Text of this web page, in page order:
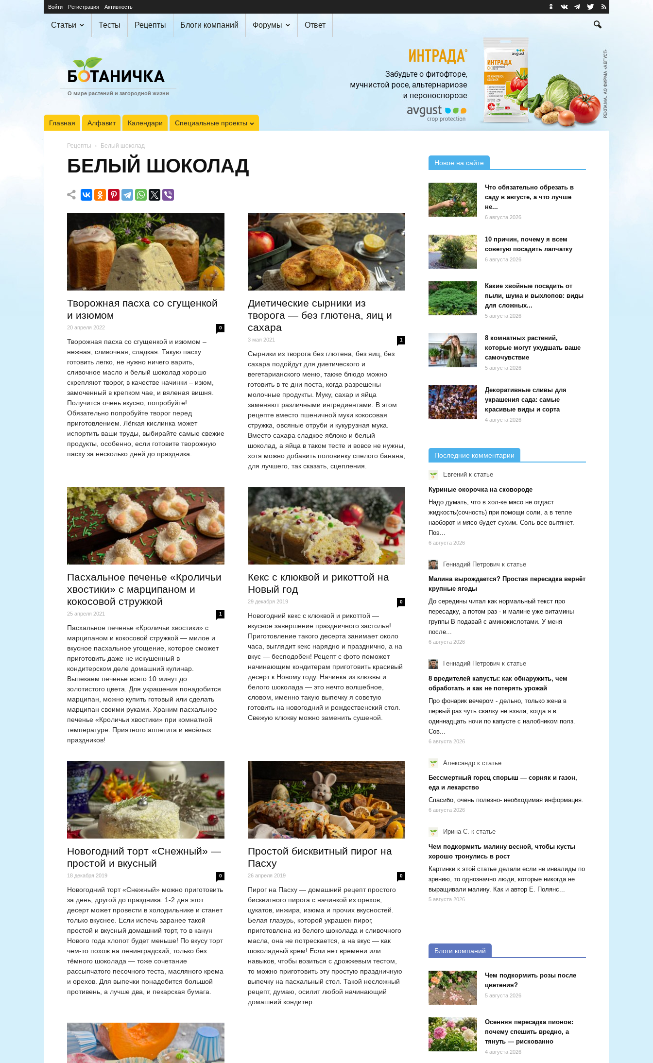
Войти Регистрация Активность
Статьи Тесты Рецепты Блоги компаний Форумы Ответ
О мире растений и загородной жизни
Главная Алфавит Календари Специальные проекты
Рецепты Белый шоколад
БЕЛЫЙ ШОКОЛАД
Творожная пасха со сгущенкой
и изюмом
20 апреля 2022 0
Творожная пасха со сгущенкой и изюмом –
нежная, сливочная, сладкая. Такую пасху
готовить легко, не нужно ничего варить,
сливочное масло и белый шоколад хорошо
скрепляют творог, в качестве начинки – изюм,
замоченный в крепком чае, и вяленая вишня.
Получится очень вкусно, попробуйте!
Обязательно попробуйте творог перед
приготовлением. Лёгкая кислинка может
испортить ваши труды, выбирайте самые свежие
продукты, особенно, если готовите творожную
пасху за несколько дней до праздника.
Диетические сырники из
творога — без глютена, яиц и
сахара
3 мая 2021 1
Сырники из творога без глютена, без яиц, без
сахара подойдут для диетического и
вегетарианского меню, также блюдо можно
готовить в те дни поста, когда разрешены
молочные продукты. Муку, сахар и яйца
заменяют различными ингредиентами. В этом
рецепте вместо пшеничной муки кокосовая
стружка, овсяные отруби и кукурузная мука.
Вместо сахара сладкое яблоко и белый
шоколад, а яйца в таком тесте и вовсе не нужны,
хотя можно добавить половинку спелого банана,
для лучшего, так сказать, сцепления.
Пасхальное печенье «Кроличьи
хвостики» с марципаном и
кокосовой стружкой
25 апреля 2021 1
Пасхальное печенье «Кроличьи хвостики» с
марципаном и кокосовой стружкой — милое и
вкусное пасхальное угощение, которое сможет
приготовить даже не искушенный в
кондитерском деле домашний кулинар.
Выпекаем печенье всего 10 минут до
золотистого цвета. Для украшения понадобится
марципан, можно купить готовый или сделать
марципан своими руками. Храним пасхальное
печенье «Кроличьи хвостики» при комнатной
температуре. Приятного аппетита и весёлых
праздников!
Кекс с клюквой и рикоттой на
Новый год
29 декабря 2019 0
Новогодний кекс с клюквой и рикоттой —
вкусное завершение праздничного застолья!
Приготовление такого десерта занимает около
часа, выглядит кекс нарядно и празднично, а на
вкус — бесподобен! Рецепт с фото поможет
начинающим кондитерам приготовить красивый
десерт к Новому году. Начинка из клюквы и
белого шоколада — это нечто волшебное,
словом, именно такую выпечку я советую
готовить на новогодний и рождественский стол.
Свежую клюкву можно заменить сушеной.
Новогодний торт «Снежный» —
простой и вкусный
18 декабря 2019 0
Новогодний торт «Снежный» можно приготовить
за день, другой до праздника. 1-2 дня этот
десерт может провести в холодильнике и станет
только вкуснее. Если испечь заранее такой
простой и вкусный домашний торт, то в канун
Нового года хлопот будет меньше! По вкусу торт
чем-то похож на ленинградский, только без
тёмного шоколада — тоже сочетание
рассыпчатого песочного теста, масляного крема
и орехов. Для выпечки понадобится большой
противень, а лучше два, и пекарская бумага.
Простой бисквитный пирог на
Пасху
26 апреля 2019 0
Пирог на Пасху — домашний рецепт простого
бисквитного пирога с начинкой из орехов,
цукатов, инжира, изюма и прочих вкусностей.
Белая глазурь, которой украшен пирог,
приготовлена из белого шоколада и сливочного
масла, она не потрескается, а на вкус — как
шоколадный крем! Если нет времени или
навыков, чтобы возиться с дрожжевым тестом,
то можно приготовить эту простую праздничную
выпечку на пасхальный стол. Такой несложный
рецепт, думаю, осилит любой начинающий
домашний кондитер.
Новое на сайте
Что обязательно обрезать в
саду в августе, а что лучше
не...
6 августа 2026
10 причин, почему я всем
советую посадить лапчатку
6 августа 2026
Какие хвойные посадить от
пыли, шума и выхлопов: виды
для сложных...
5 августа 2026
8 комнатных растений,
которые могут ухудшать ваше
самочувствие
5 августа 2026
Декоративные сливы для
украшения сада: самые
красивые виды и сорта
4 августа 2026
Последние комментарии
Евгений к статье
Куриные окорочка на сковороде
Надо думать, что в хол-ке мясо не отдаст
жидкость(сочность) при помощи соли, а в тепле
наоборот и мясо будет сухим. Соль все вытянет.
Поэ...
6 августа 2026
Геннадий Петрович к статье
Малина вырождается? Простая пересадка вернёт
крупные ягоды
До середины читал как нормальный текст про
пересадку, а потом раз - и малине уже витамины
группы В подавай с аминокислотами. У меня
после...
6 августа 2026
Геннадий Петрович к статье
8 вредителей капусты: как обнаружить, чем
обработать и как не потерять урожай
Про фонарик вечером - дельно, только жена в
первый раз чуть скалку не взяла, когда я в
одиннадцать ночи по капусте с налобником полз.
Сов...
6 августа 2026
Александр к статье
Бессмертный горец спорыш — сорняк и газон,
еда и лекарство
Спасибо, очень полезно- необходимая информация.
6 августа 2026
Ирина С. к статье
Чем подкормить малину весной, чтобы кусты
хорошо тронулись в рост
Картинки к этой статье делали если не инвалиды по
зрению, то однозначно люди, которые никогда не
выращивали малину. Как и автор Е. Полянс...
5 августа 2026
Блоги компаний
Чем подкормить розы после
цветения?
5 августа 2026
Осенняя пересадка пионов:
почему спешить вредно, а
тянуть — рискованно
4 августа 2026